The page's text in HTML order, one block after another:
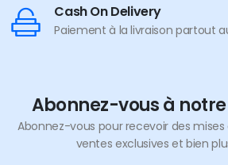
Cash On Delivery
Paiement à la livraison partout
Abonnez-vous à
Abonnez-vous pour recevoir des
ventes exclusives et bien